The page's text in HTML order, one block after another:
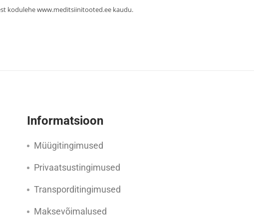
kodulehe www.meditsiinitooted.ee kaudu.
Informatsioon
Müügitingimused
Privaatsustingimused
Transporditingimused
Maksevõimalused